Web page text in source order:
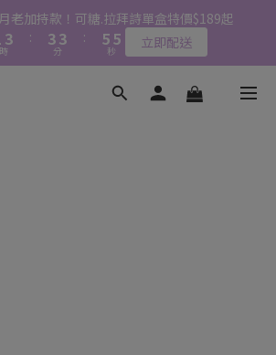
加入官方LINE｜領$50折價券
13
2
1
:
3
2
1
3
2
1
分
:
5
4
3
5
4
3
2
1
秒 立即配送
定軸高光🌿新品早鳥預購🏝️2盒$520+免運